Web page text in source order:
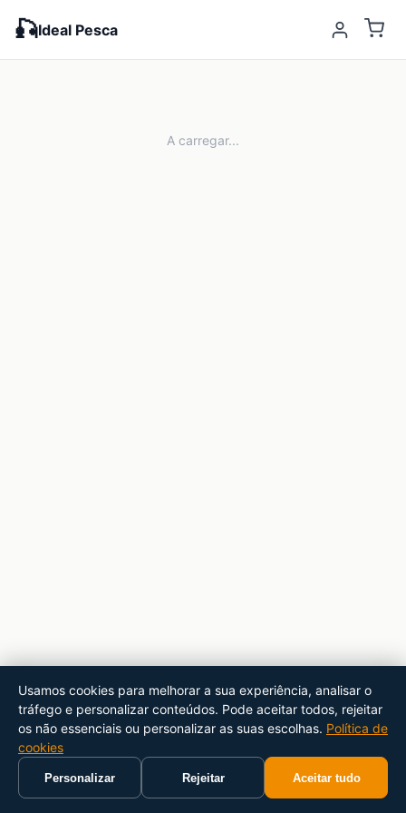
🎣Ideal Pesca
A carregar...
Usamos cookies para melhorar a sua experiência, analisar o
tráfego e personalizar conteúdos. Pode aceitar todos, rejeitar
os não essenciais ou personalizar as suas escolhas. Política de
cookies
Personalizar Rejeitar Aceitar tudo